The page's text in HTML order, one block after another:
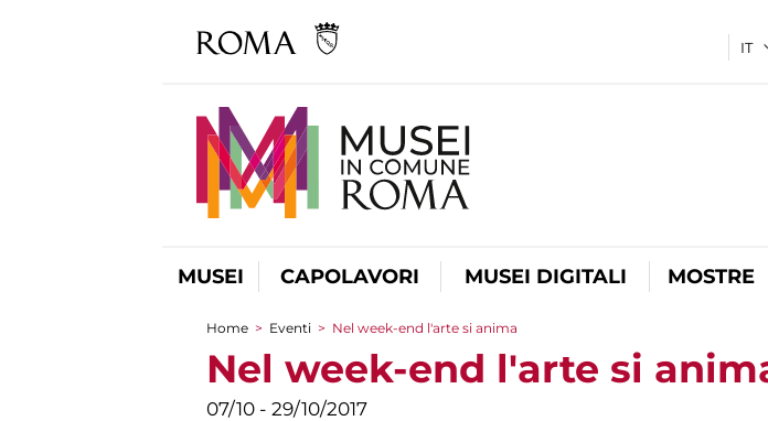
MUSEI CAPOLAVORI MUSEI DIGITALI MOSTRE
Tu sei qui
Home > Eventi > Nel week-end l'arte si anima
Nel week-end l'arte si
07/10 - 29/10/2017